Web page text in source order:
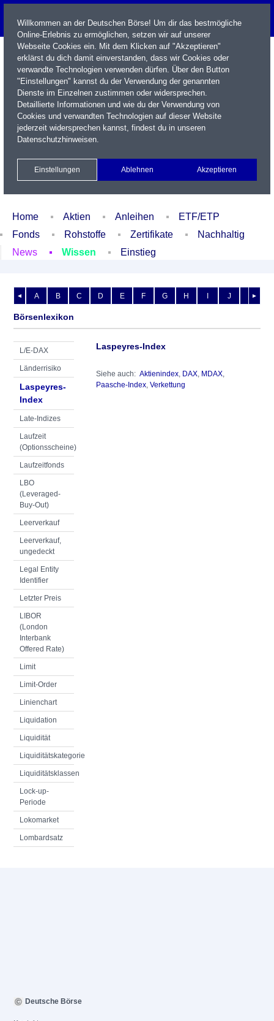
Name / WKN / ISIN / Kürzel
Xetra Realtime
Watchlist Portfolio Login
Home Aktien Anleihen
ETF/ETP
Fonds
Rohstoffe Zertifikate
Nachhaltig
News
Wissen Einstieg
◄ ►
A B C D E F G H I J K
Börsenlexikon
L/E-DAX
Länderrisiko
Laspeyres-
Index
Late-Indizes
Laufzeit
(Optionsscheine)
Laufzeitfonds
LBO
(Leveraged-
Buy-Out)
Leerverkauf
Leerverkauf,
ungedeckt
Legal Entity
Identifier
Letzter Preis
LIBOR
(London
Interbank
Offered Rate)
Limit
Limit-Order
Linienchart
Liquidation
Liquidität
Liquiditätskategorie
Liquiditätsklassen
Lock-up-
Periode
Lokomarket
Lombardsatz
Laspeyres-Index
Siehe auch: Aktienindex, DAX, MDAX,
Paasche-Index, Verkettung
Willkommen an der Deutschen Börse! Um dir das bestmögliche
Online-Erlebnis zu ermöglichen, setzen wir auf unserer
Webseite Cookies ein. Mit dem Klicken auf "Akzeptieren"
erklärst du dich damit einverstanden, dass wir Cookies oder
verwandte Technologien verwenden dürfen. Über den Button
"Einstellungen" kannst du der Verwendung der genannten
Dienste im Einzelnen zustimmen oder widersprechen.
Detaillierte Informationen und wie du der Verwendung von
Cookies und verwandten Technologien auf dieser Website
jederzeit widersprechen kannst, findest du in unseren
Datenschutzhinweisen.
Einstellungen Ablehnen Akzeptieren
Deutsche Börse